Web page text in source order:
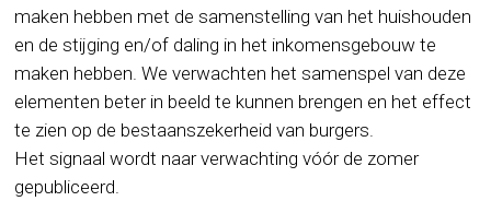
maken hebben met de samenstelling van het huishouden
en de stijging en/of daling in het inkomensgebouw te
maken hebben. We verwachten het samenspel van deze
elementen beter in beeld te kunnen brengen en het effect
te zien op de bestaanszekerheid van burgers.
Het signaal wordt naar verwachting vóór de zomer
gepubliceerd.